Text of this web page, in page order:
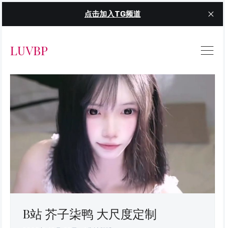
点击加入TG频道
LUVBP
B站 芥子柒鸭 大尺度定制